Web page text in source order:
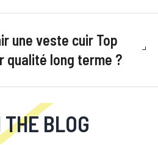
une veste cuir Top
qualité long terme ?
THE BLOG